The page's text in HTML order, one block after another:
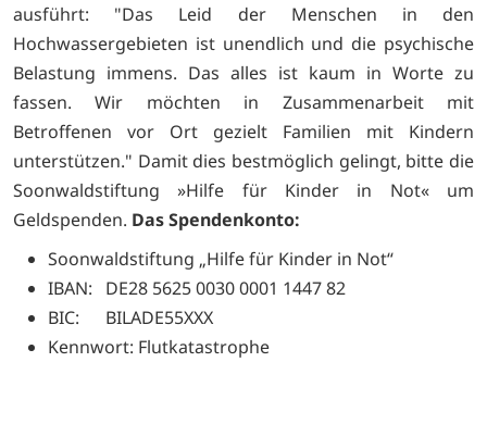
ausführt: "Das Leid der Menschen in den
Hochwassergebieten ist unendlich und die psychische
Belastung immens. Das alles ist kaum in Worte zu
fassen. Wir möchten in Zusammenarbeit mit
Betroffenen vor Ort gezielt Familien mit Kindern
unterstützen." Damit dies bestmöglich gelingt, bitte die
Soonwaldstiftung »Hilfe für Kinder in Not« um
Geldspenden. Das Spendenkonto:
Soonwaldstiftung „Hilfe für Kinder in Not“
IBAN: DE28 5625 0030 0001 1447 82
BIC: BILADE55XXX
Kennwort: Flutkatastrophe